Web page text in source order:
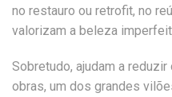
no restauro ou retrofit, no
valorizam a beleza
Sobretudo, ajudam a
obras, um dos grandes